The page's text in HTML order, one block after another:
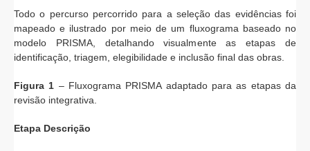
Todo o percurso percorrido para a seleção das evidências foi
mapeado e ilustrado por meio de um fluxograma baseado no
modelo PRISMA, detalhando visualmente as etapas de
identificação, triagem, elegibilidade e inclusão final das obras.
Figura 1 – Fluxograma PRISMA adaptado para as etapas da
revisão integrativa.
Etapa Descrição